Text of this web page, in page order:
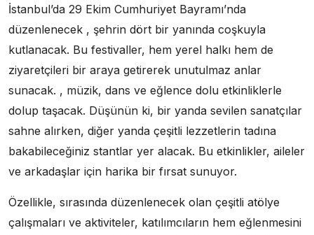
İstanbul’da 29 Ekim Cumhuriyet Bayramı’nda
düzenlenecek , şehrin dört bir yanında coşkuyla
kutlanacak. Bu festivaller, hem yerel halkı hem de
ziyaretçileri bir araya getirerek unutulmaz anlar
sunacak. , müzik, dans ve eğlence dolu etkinliklerle
dolup taşacak. Düşünün ki, bir yanda sevilen sanatçılar
sahne alırken, diğer yanda çeşitli lezzetlerin tadına
bakabileceğiniz stantlar yer alacak. Bu etkinlikler, aileler
ve arkadaşlar için harika bir fırsat sunuyor.
Özellikle, sırasında düzenlenecek olan çeşitli atölye
çalışmaları ve aktiviteler, katılımcıların hem eğlenmesini